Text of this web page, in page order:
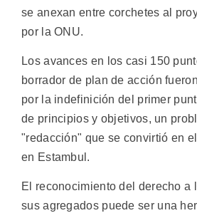
se anexan entre corchetes al
por la ONU.
Los avances en los casi 150
borrador de plan de acción
por la indefinición del primer
de principios y objetivos, un
"redacción" que se convirtió en
en Estambul.
El reconocimiento del derecho a
sus agregados puede ser una